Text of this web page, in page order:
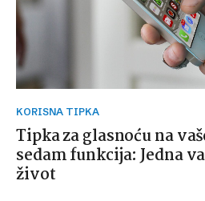
KORISNA TIPKA
Tipka za glasnoću na
sedam funkcija: Jedna
život